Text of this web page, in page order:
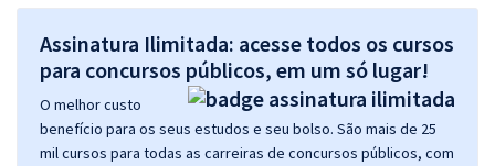
Assinatura Ilimitada: acesse todos os cursos
para concursos públicos, em um só lugar!
O melhor custo
benefício para os seus estudos e seu bolso. São mais de 25
mil cursos para todas as carreiras de concursos públicos, com